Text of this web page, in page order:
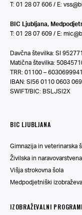
T: 01 28 07 606 / E:
BIC Ljubljana,
T: 01 28 07 609 / E:
Davčna številka: SI
Matična številka:
TRR: 01100 –
IBAN: SI56 0110 0603
SWIFT/BIC: BSLJSI2X
BIC LJUBLJANA
Gimnazija in veterinarska
Živilska in
Višja strokovna šola
Medpodjetniški
IZOBRAŽEVALNI PROGRAMI